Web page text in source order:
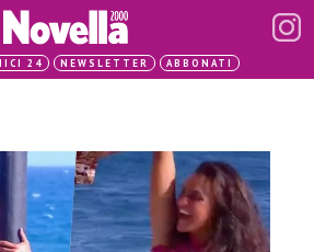
24 NEWSLETTER ABBONATI